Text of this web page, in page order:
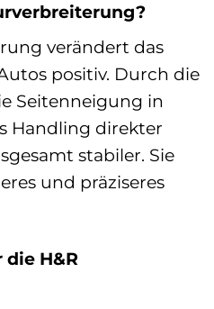
verändert das
positiv. Durch die
Seitenneigung in
Handling direkter
stabiler. Sie
und präziseres
die H&R